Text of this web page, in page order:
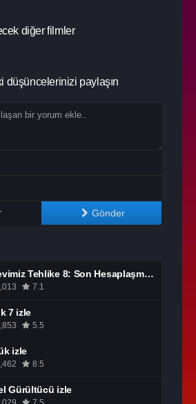
diğer filmler
düşüncelerinizi paylaşın
Gönder
Görevimiz Tehlike 8: Son Hesaplaşma izle
7.1
7 izle
5.5
izle
8.5
Gürültücü izle